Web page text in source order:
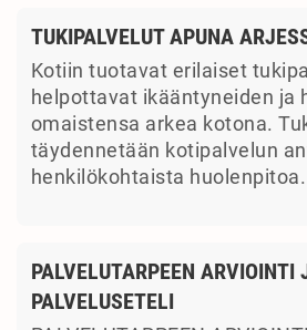
TUKIPALVELUT APUNA
Kotiin tuotavat erilaiset
helpottavat ikääntyneiden ja
omaistensa arkea kotona.
täydennetään kotipalvelun
henkilökohtaista
PALVELUTARPEEN ARVIOINTI
PALVELUSETELI